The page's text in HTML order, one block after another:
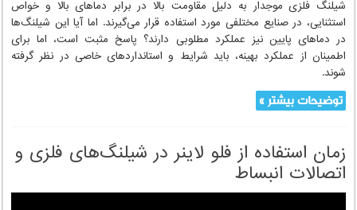
توضیحات بیشتر »
استفاده از شیلنگ‌های فلزی در دمای پایین:
نکات و کاربردها